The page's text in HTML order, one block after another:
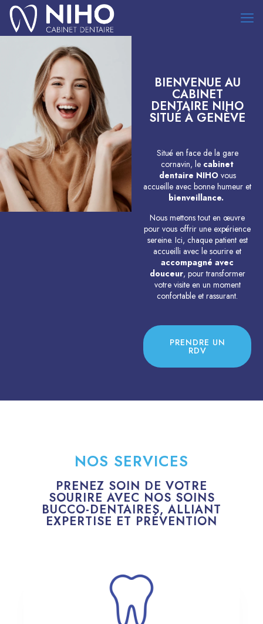
BIENVENUE AU
CABINET
DENTAIRE NIHO
SITUÉ À GENÈVE
Situé en face de la gare
cornavin, le cabinet
dentaire NIHO vous
accueille avec bonne humeur et
bienveillance.
Nous mettons tout en œuvre
pour vous offrir une expérience
sereine. Ici, chaque patient est
accueilli avec le sourire et
accompagné avec
douceur, pour transformer
votre visite en un moment
confortable et rassurant.
PRENDRE UN
RDV
NOS SERVICES
PRENEZ SOIN DE VOTRE
SOURIRE AVEC NOS SOINS
BUCCO-DENTAIRES, ALLIANT
EXPERTISE ET PRÉVENTION